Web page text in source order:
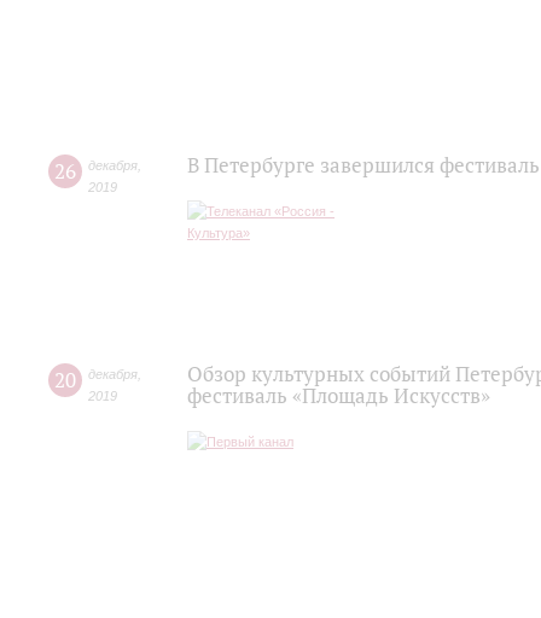
26 декабря
2019
В Петербурге завершился
20 декабря
2019
Обзор культурных событий
фестиваль «Площадь Искусств»